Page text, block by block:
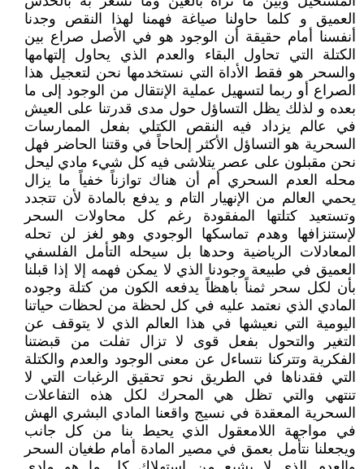
العميق و كلما حاولنا صياغة فهمنا لهذا النقص وجدنا
أنفسنا أمام حقيقة أن الوجود هو في الأصل صراع بين
الكتلة التي تحاول البقاء والعدم الذي يحاول إلتهامها
والسحر هو فقط الأداة التي نستخدمها نحن لتعجيل هذا
الصراع أو ربما لتسهيل عملية الإنتقال من الوجود إلى ما
بعده و لذلك يظل التساؤل حول مدى قدرتنا على العيش
في عالم يزداد فيه النقص الكتلي بفعل الممارسات
السحرية هو التساؤل الأكثر إلحاحاً في وقتنا الحاضر فهل
نحن مقبلون على عصر يتلاشى فيه كل شيء مادي ليحل
محله العدم السحري أم أن هناك توازناً خفياً ما يزال
يحمي العالم من الإنهيار التام و يدفع بالمادة لأن تتجدد
وتستعيد كتلتها المفقودة رغم كل محاولات السحر
لإستنزافها وهدم تماسكها الوجودي وهو لغز لن تحله
المعادلات الرياضية وحدها بل سيحله التأمل الفلسفي
العميق في طبيعة وجودنا الذي لا يمكن فهمه إلا إذا قبلنا
بأن لكل سحر ثمناً باهظاً يدفعه الكون من كتلة وجوده
المادي الذي نعتمد عليه في كل لحظة من لحظات حياتنا
اليومية التي نعيشها في هذا العالم الذي لا يتوقف عن
التغير والتحول بفعل قوى لا تزال تفلت من قبضتنا
الفكرية وتتركنا نتساءل عن معنى الوجود والعدم والكتلة
التي فقدناها في الطريق نحو تحقيق الرغبات التي لا
تنتهي والتي تظل هي المحرك لكل هذه التفاعلات
السحرية المعقدة في نسيج واقعنا المادي البشري الهش
في مواجهة اللامعقول الذي يحيط بنا من كل جانب
ويجعلنا نتأمل بعمق في مصير المادة أمام طغيان السحر